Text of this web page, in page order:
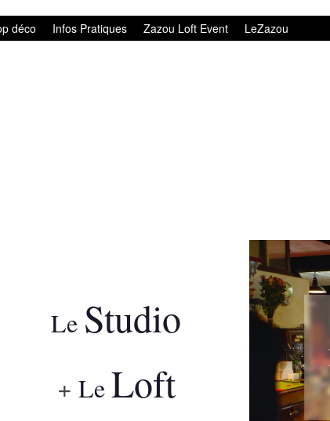
déco Infos Pratiques Zazou Loft Event LeZazou
Le Studio
+ LeLoft